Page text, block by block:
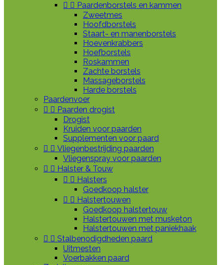
  Paardenborstels en kammen
Zweetmes
Hoofdborstels
Staart- en manenborstels
Hoevenkrabbers
Hoefborstels
Roskammen
Zachte borstels
Massageborstels
Harde borstels
Paardenvoer
  Paarden drogist
Drogist
Kruiden voor paarden
Supplementen voor paard
  Vliegenbestrijding paarden
Vliegenspray voor paarden
  Halster & Touw
  Halsters
Goedkoop halster
  Halstertouwen
Goedkoop halstertouw
Halstertouwen met musketon
Halstertouwen met paniekhaak
  Stalbenodigdheden paard
Uitmesten
Voerbakken paard